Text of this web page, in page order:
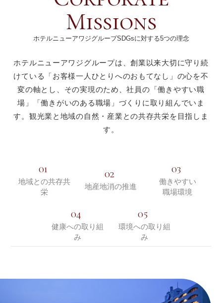
ホテルニューアワジグループSDGsに対する5つの理念
ホテルニューアワジグループは、創業以来大切に守り続
けている「お客様一人ひとりへのおもてなし」の心を不
変の軸とし、その実現のため、社員の「働きやすい職
場」「働きがいのある職場」づくりに取り組んでいま
す。観光業と地域の自然・産業との共存共栄を目指しま
す。
01
地域との共存共
栄
02
地産地消の推進
03
働きやすい
職場環境
04
健康への取り組
み
05
環境への取り組
み